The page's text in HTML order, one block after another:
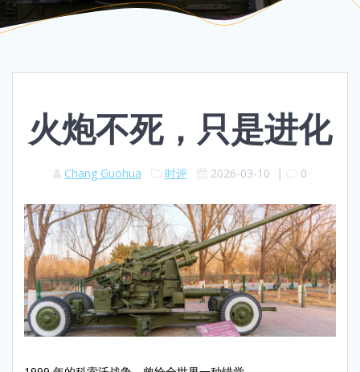
火炮不死，只是进化
Chang Guohua 时评 2026-03-10 | 0